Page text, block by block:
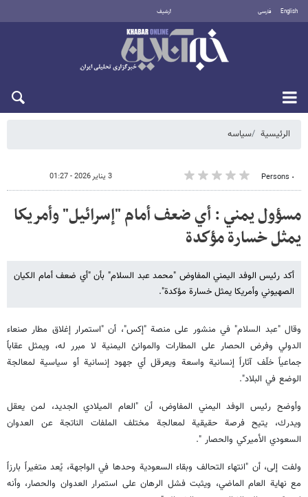
English فارسی أرشيف
الرئيسية سیاسه
٠ Persons 3 يناير 2026 - 01:27
مسؤول يمني : أي ضعف أمام "إسرائيل" وأمريكا
يمثل خسارة مؤكدة
أكد رئيس الوفد اليمني المفاوض "محمد عبد السلام" بأن "أي ضعف أمام الكيان
الصهيوني وأمريكا يمثل خسارة مؤكدة".
وقال "عبد السلام" في منشور على منصة "إكس"، أن "استمرار إغلاق مطار صنعاء
الدولي وفرض الحصار على المطارات والموانئ اليمنية لا مبرر له، ويمثل عقاباً
جماعياً خلّف آثاراً إنسانية واسعة ويعرقل أي جهود إنسانية أو سياسية لمعالجة
الوضع في البلاد".
وأوضح رئيس الوفد اليمني المفاوض، أن "العام الميلادي الجديد، لمن يعقل
ويدرك، يتيح فرصة حقيقية لمعالجة مختلف الملفات الناتجة عن العدوان
السعودي الأميركي والحصار ".
ولفت إلى، أن "انتهاء التحالف وبقاء السعودية وحدها في الواجهة، يُعد متغيراً بارزاً
مع نهاية العام الماضي، ويثبت فشل الرهان على استمرار العدوان والحصار، وأنه